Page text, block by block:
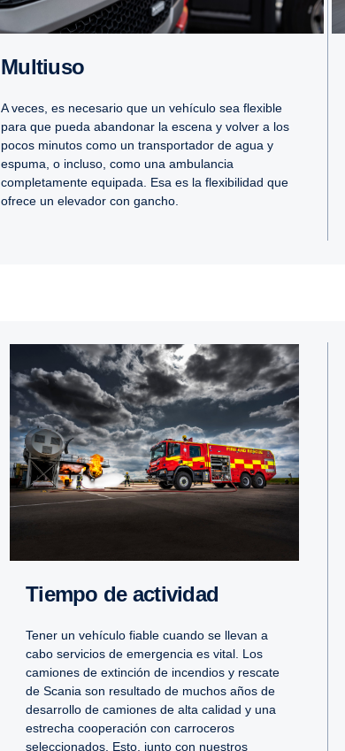
Multiuso
A veces, es necesario que un vehículo sea flexible
para que pueda abandonar la escena y volver a los
pocos minutos como un transportador de agua y
espuma, o incluso, como una ambulancia
completamente equipada. Esa es la flexibilidad que
ofrece un elevador con gancho.
Tiempo de actividad
Tener un vehículo fiable cuando se llevan a
cabo servicios de emergencia es vital. Los
camiones de extinción de incendios y rescate
de Scania son resultado de muchos años de
desarrollo de camiones de alta calidad y una
estrecha cooperación con carroceros
seleccionados. Esto, junto con nuestros